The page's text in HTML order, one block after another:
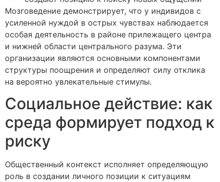
Мозговедение демонстрирует, что у индивидов с
усиленной нуждой в острых чувствах наблюдается
особая деятельность в районе прилежащего центра
и нижней области центрального разума. Эти
организации являются основными компонентами
структуры поощрения и определяют силу отклика
на вероятно увлекательные стимулы.
Социальное действие: как
среда формирует подход к
риску
Общественный контекст исполняет определяющую
роль в создании личного позиции к ситуациям